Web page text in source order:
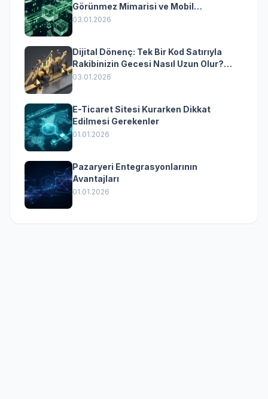
Görünmez Mimarisi ve Mobil
Dönüşümün Kurumsal Anahtarı
03.01.2026
Dijital Dönenç: Tek Bir Kod Satırıyla
Rakibinizin Gecesi Nasıl Uzun Olur?
(Kurumsal Yazılımın Güçlü Rolü)
03.01.2026
E-Ticaret Sitesi Kurarken Dikkat
Edilmesi Gerekenler
01.01.2026
Pazaryeri Entegrasyonlarının
Avantajları
01.01.2026